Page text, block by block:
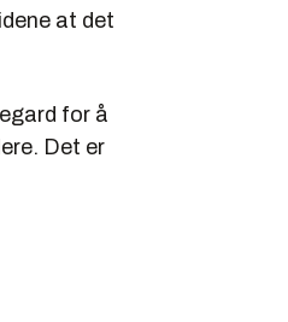
at det
for å
Det er